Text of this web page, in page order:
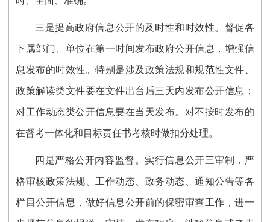
三是提高政府信息公开的及时性和时效性。 督促各
下属部门、单位在第一时间发布政府公开信息，增强信
息发布的时效性。特别是涉及政策法规和规范性文件、
政策解读类文件要在文件出台后三天内发布公开信息；
对工作动态类公开信息要在当天发布。对不按时发布的
在督考一体化和目标责任书考核时做扣分处理。
四 是严格公开内容监督 。 实行信息公开三审制，严
格审核政策法规、工作动态、政务动态、通知公告等各
栏目公开信息，做好信息公开前的保密审查工作，进一